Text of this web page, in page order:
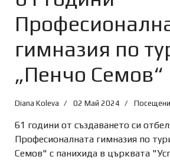
гимназия по
„Пенчо Семов“
Diana Koleva 02 Май 2024
61 години от създаването си
Професионалната гимназия по
Семов" с панихида в църквата